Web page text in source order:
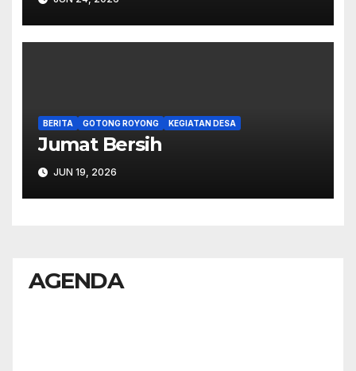
BERITA GOTONG ROYONG KEGIATAN DESA
Jumat Bersih
JUN 19, 2026
AGENDA